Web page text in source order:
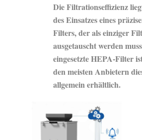
Die Filtrationseffizienz
des Einsatzes eines
Filters, der als einziger
ausgetauscht werden
eingesetzte HEPA-Filter
den meisten Anbietern
allgemein erhältlich.